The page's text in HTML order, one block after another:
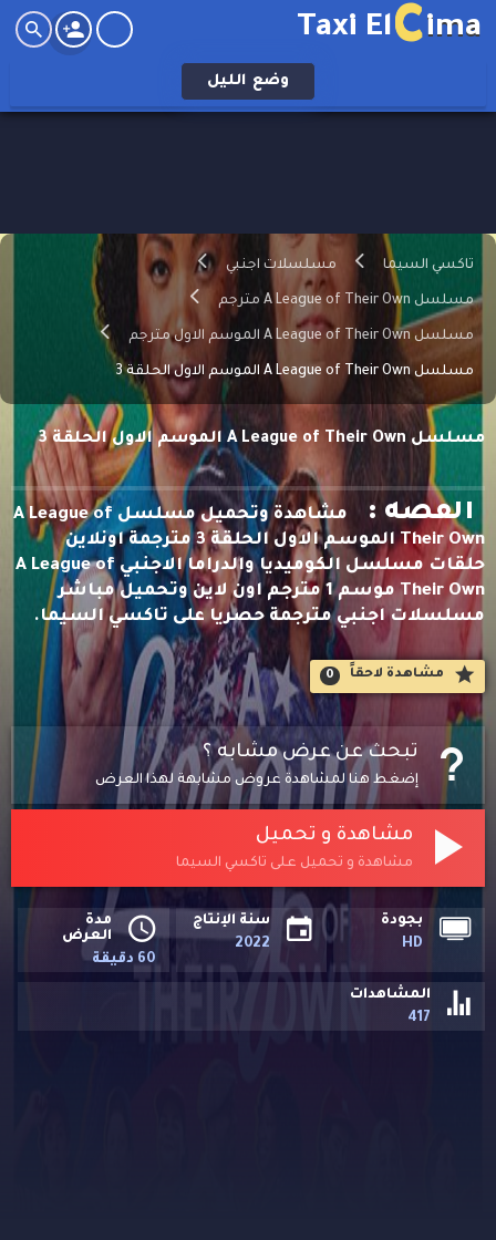
Taxi ElCima
وضع الليل
تاكسي السيما مسلسلات اجنبي
مسلسل A League of Their Own مترجم
مسلسل A League of Their Own الموسم الاول مترجم
مسلسل A League of Their Own الموسم الاول الحلقة 3
مسلسل A League of Their Own الموسم الاول الحلقة 3
القصه :
مشاهدة وتحميل مسلسل A League of
Their Own الموسم الاول الحلقة 3 مترجمة اونلاين
حلقات مسلسل الكوميديا والدراما الاجنبي A League of
Their Own موسم 1 مترجم اون لاين وتحميل مباشر
مسلسلات اجنبي مترجمة حصريا على تاكسي السيما.
مشاهدة لاحقاََ 0
تبحث عن عرض مشابه ؟
إضغط هنا لمشاهدة عروض مشابهة لهذا العرض
مشاهدة و تحميل
مشاهدة و تحميل على تاكسي السيما
بجودة
HD
سنة الإنتاج
2022
مدة
العرض
60 دقيقة
المشاهدات
417